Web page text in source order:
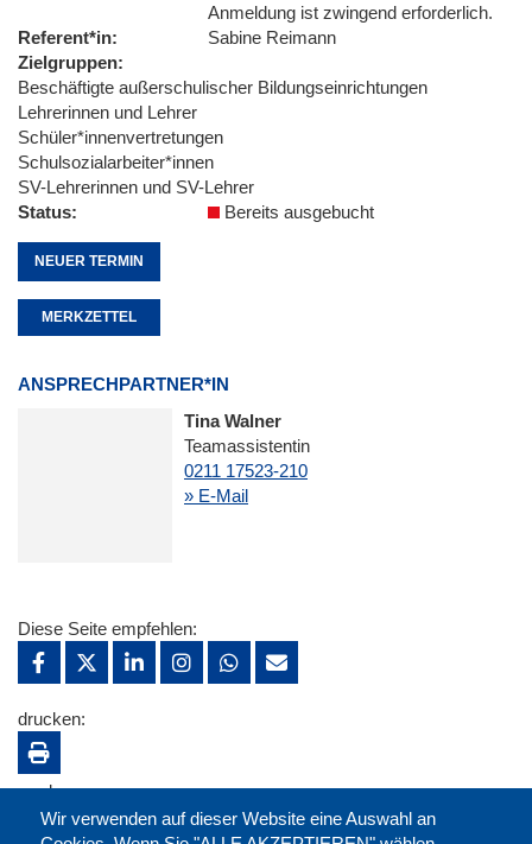
Anmeldung ist zwingend erforderlich.
Referent*in
Sabine Reimann
Zielgruppen
Beschäftigte außerschulischer Bildungseinrichtungen
Lehrerinnen und Lehrer
Schüler*innenvertretungen
Schulsozialarbeiter*innen
SV-Lehrerinnen und SV-Lehrer
Status
Bereits ausgebucht
NEUER TERMIN
MERKZETTEL
ANSPRECHPARTNER*IN
Tina Walner
Teamassistentin
0211 17523-210
» E-Mail
Wir verwenden auf dieser Website eine Auswahl an
Diese Seite empfehlen:
drucken:
merken: